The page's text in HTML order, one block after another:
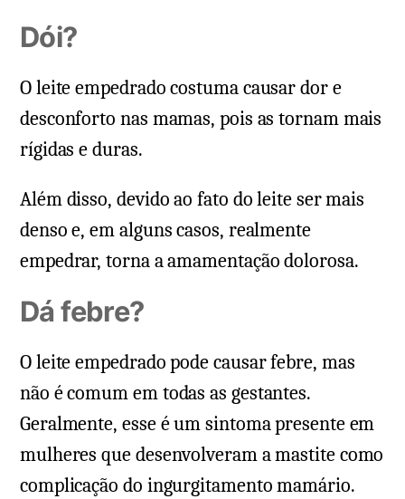
Dói?
O leite empedrado costuma causar dor e
desconforto nas mamas, pois as tornam mais
rígidas e duras.
Além disso, devido ao fato do leite ser mais
denso e, em alguns casos, realmente
empedrar, torna a amamentação dolorosa.
Dá febre?
O leite empedrado pode causar febre, mas
não é comum em todas as gestantes.
Geralmente, esse é um sintoma presente em
mulheres que desenvolveram a mastite como
complicação do ingurgitamento mamário.